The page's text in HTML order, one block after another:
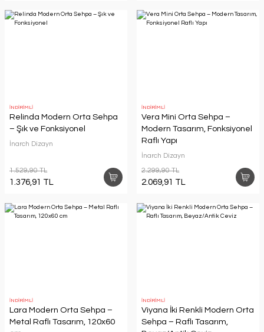
İNDİRİMLİ
Relinda Modern Orta Sehpa
– Şık ve Fonksiyonel
İnarch Dizayn
1.529,90 TL
1.376,91 TL
İNDİRİMLİ
Vera Mini Orta Sehpa –
Modern Tasarım, Fonksiyonel
Raflı Yapı
İnarch Dizayn
2.299,90 TL
2.069,91 TL
İNDİRİMLİ
Lara Modern Orta Sehpa –
Metal Raflı Tasarım, 120x60
İNDİRİMLİ
Viyana İki Renkli Modern Orta
Sehpa – Raflı Tasarım,